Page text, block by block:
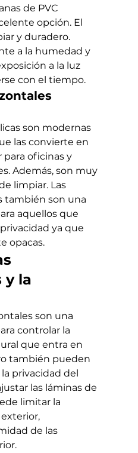
de PVC
opción. El
y duradero.
a la humedad y
a la luz
con el tiempo.
son modernas
las convierte en
oficinas y
Además, son muy
limpiar. Las
también son una
aquellos que
ya que
opacas.
y la
son una
controlar la
que entra en
también pueden
privacidad del
las láminas de
limitar la
de las